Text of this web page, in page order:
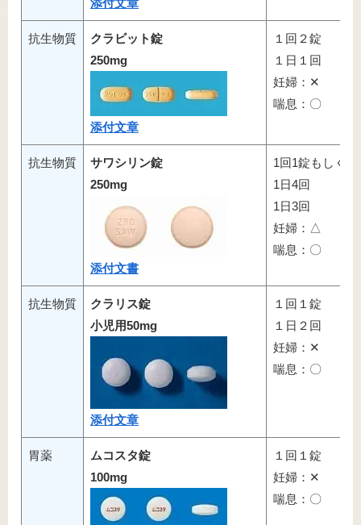
抗生物質
クラビット錠
250mg
添付文章
１回２錠
１日１回
妊婦：✕
喘息：〇
抗生物質
サワシリン錠
250mg
添付文書
1回1錠もしくは
1日4回
1日3回
妊婦：△
喘息：〇
抗生物質
クラリス錠
小児用50mg
添付文章
１回１錠
１日２回
妊婦：✕
喘息：〇
胃薬
ムコスタ錠
100mg
１回１錠
妊婦：✕
喘息：〇